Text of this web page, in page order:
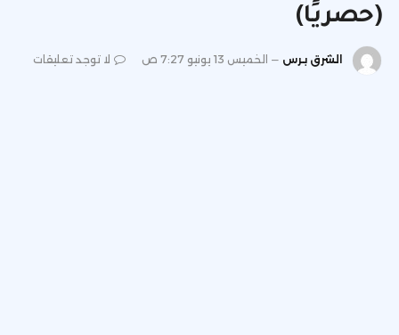
(حصريًا)
الشرق برس الخميس 13 يونيو 7:27 ص لا توجد تعليقات